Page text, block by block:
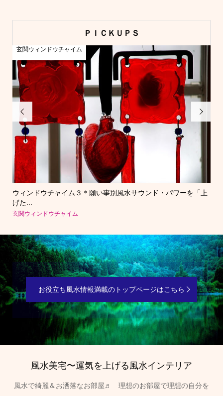
ＰＩＣＫＵＰＳ

ウィンドウチャイム３＊願い事別風水サウンド・パワーを「上
げた...
玄関ウィンドウチャイム
玄関ウィンドウチャイム

お役立ち風水情報満載のトップページはこちら
風水美宅〜運気を上げる風水インテリア
風水で綺麗＆お洒落なお部屋♬ 理想のお部屋で理想の自分を